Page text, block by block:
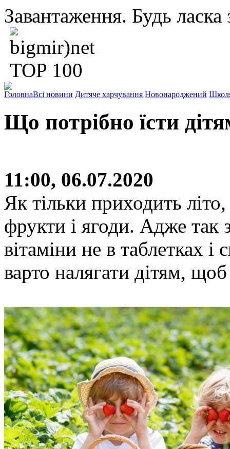
Завантаження. Будь ласка
ГоловнаВсі новини Дитяче харчування Новонароджений
Що потрібно їсти
11:00, 06.07.2020
Як тільки приходить
фрукти і ягоди. Адже
вітаміни не в таблетках
варто налягати дітям,